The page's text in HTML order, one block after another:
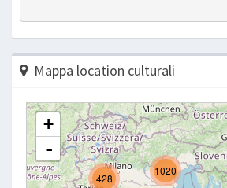
Mappa location culturali